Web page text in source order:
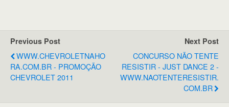
Previous Post
WWW.CHEVROLETNAHO
RA.COM.BR - PROMOÇÃO
CHEVROLET 2011
Next Post
CONCURSO NÃO TENTE
RESISTIR - JUST DANCE 2 -
WWW.NAOTENTERESISTIR.
COM.BR